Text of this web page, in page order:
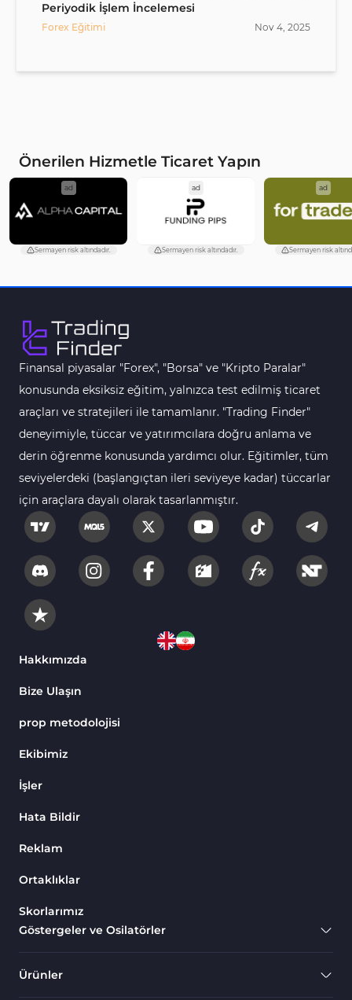
Periyodik İşlem İncelemesi
Forex Eğitimi Nov 4, 2025
Önerilen Hizmetle Ticaret Yapın
ad
Sermayen risk altındadır.
ad
Sermayen risk altındadır.
ad
Sermayen risk
Finansal piyasalar "Forex", "Borsa" ve "Kripto Paralar"
konusunda eksiksiz eğitim, yalnızca test edilmiş ticaret
araçları ve stratejileri ile tamamlanır. "Trading Finder"
deneyimiyle, tüccar ve yatırımcılara doğru anlama ve
derin öğrenme konusunda yardımcı olur. Eğitimler, tüm
seviyelerdeki (başlangıçtan ileri seviyeye kadar) tüccarlar
için araçlara dayalı olarak tasarlanmıştır.
Hakkımızda
Bize Ulaşın
prop metodolojisi
Ekibimiz
İşler
Hata Bildir
Reklam
Ortaklıklar
Skorlarımız
Göstergeler ve Osilatörler
Ürünler